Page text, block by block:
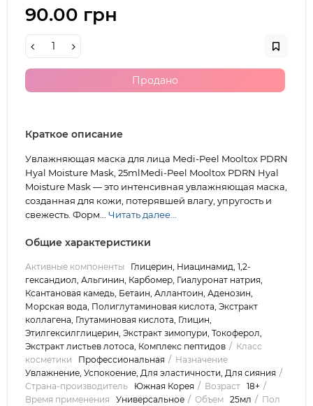
90.00 грн
Продано
Краткое описание
Увлажняющая маска для лица Medi-Peel Mooltox PDRN
Hyal Moisture Mask, 25mlMedi-Peel Mooltox PDRN Hyal
Moisture Mask — это интенсивная увлажняющая маска,
созданная для кожи, потерявшей влагу, упругость и
свежесть. Форм... Читать далее...
Общие характеристики
Активные компоненты
Глицерин, Ниацинамид, 1,2-
гександиол, Альгинин, Карбомер, Гиалуронат натрия,
Ксантановая камедь, Бетаин, Аллантоин, Аденозин,
Морская вода, Полиглутаминовая кислота, Экстракт
коллагена, Глутаминовая кислота, Глицин,
Этилгексилглицерин, Экстракт зимопури, Токоферол,
Экстракт листьев лотоса, Комплекс пептидов
Класс
косметики
Профессиональная
Назначение
Увлажнение, Успокоение, Для эластичности, Для сияния
Страна-производитель
Южная Корея Возраст 18+
Время применения
Универсальное Объем 25мл
Пол